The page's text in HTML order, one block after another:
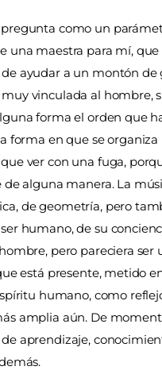
como un
una maestra para mí,
ayudar a un montón de
vinculada al hombre,
forma el orden que
forma en que se
ver con una fuga,
de alguna manera. La
de geometría, pero
humano, de su
pero pareciera ser
está presente, metido
humano, como
amplia aún. De
aprendizaje,